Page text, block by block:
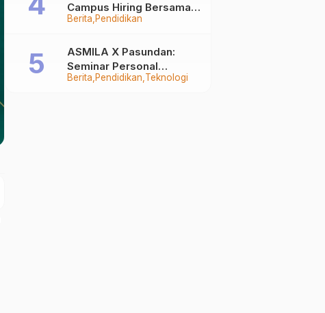
Berita Pendidikan
Campus Hiring Bersama
PKSS, Buka Peluang Kerja
Berita Pendidikan Teknologi
ASMILA X Pasundan:
Seminar Personal
Branding dan Kreativitas